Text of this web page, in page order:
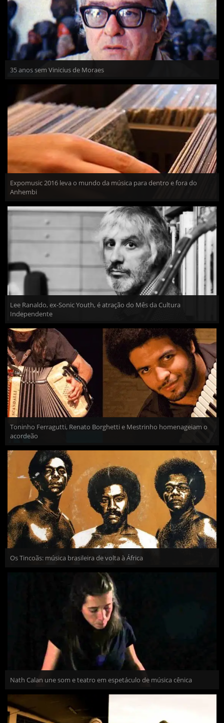
35 anos sem Vinicius de Moraes
Expomusic 2016 leva o mundo da música para dentro e fora do
Anhembi
Lee Ranaldo, ex-Sonic Youth, é atração do Mês da Cultura
Independente
Toninho Ferragutti, Renato Borghetti e Mestrinho homenageiam o
acordeão
Os Tincoãs: música brasileira de volta à África
Nath Calan une som e teatro em espetáculo de música cênica